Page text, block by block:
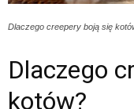
Dlaczego creepery boją się
Dlaczego
kotów?